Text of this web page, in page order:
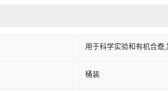
用于科学实验和有机合憃
桶装